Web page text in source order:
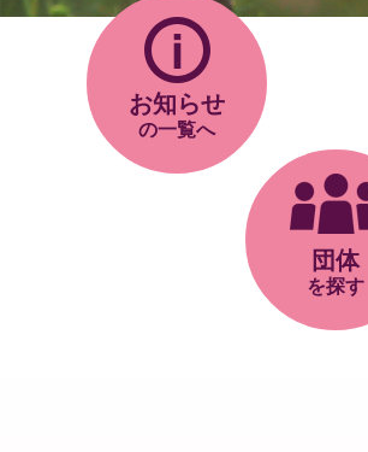
お知らせ
の一覧へ
団体
を探す